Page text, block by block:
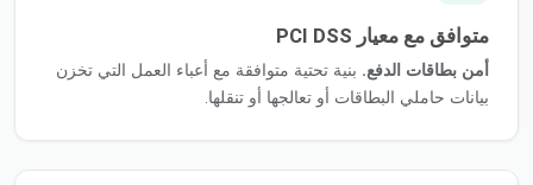
متوافق مع معيار PCI DSS
أمن بطاقات الدفع. بنية تحتية متوافقة مع أعباء العمل التي تخزن
بيانات حاملي البطاقات أو تعالجها أو تنقلها.